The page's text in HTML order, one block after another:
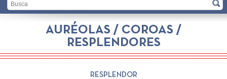
AURÉOLAS / COROAS /
RESPLENDORES
RESPLENDOR